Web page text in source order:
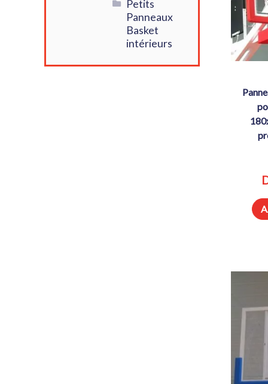
panneau de basket verre trempé
Petits
Panneaux
Basket
intérieurs